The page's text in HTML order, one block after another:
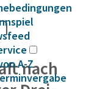
A-Z
nach